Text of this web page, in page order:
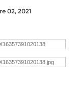
02, 2021